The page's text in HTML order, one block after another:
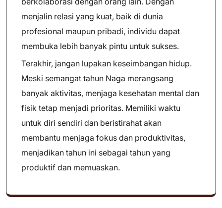
menjalin relasi yang kuat, baik di dunia
profesional maupun pribadi, individu dapat
membuka lebih banyak pintu untuk sukses.
Terakhir, jangan lupakan keseimbangan hidup.
Meski semangat tahun Naga merangsang
banyak aktivitas, menjaga kesehatan mental dan
fisik tetap menjadi prioritas. Memiliki waktu
untuk diri sendiri dan beristirahat akan
membantu menjaga fokus dan produktivitas,
menjadikan tahun ini sebagai tahun yang
produktif dan memuaskan.